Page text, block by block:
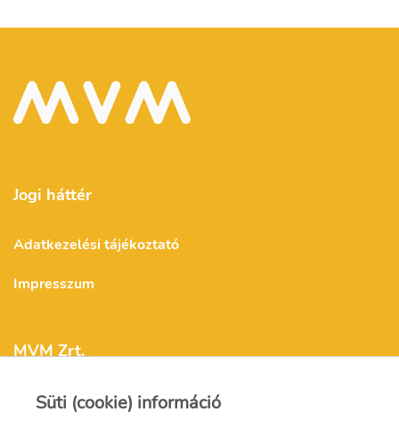
Jogi háttér
Adatkezelési tájékoztató
Impresszum
MVM Zrt.
Süti (cookie) információ